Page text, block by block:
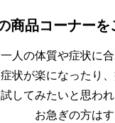
商品コーナー
人の体質や症状に
状が楽になったり
してみたいと思わ
お急ぎの方は